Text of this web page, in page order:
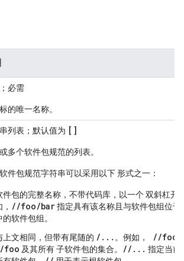
；必需
的唯一名称。
列表；默认值为 []
多个软件包规范的列表。
件包规范字符串可以采用以下 形式之一：
件包的完整名称，不带代码库，以一个 双斜杠开
//foo/bar指定具有该名称且与软件包组位于
的软件包组。
上文相同，但带有尾随的 /... 。例如，
//
foo 及其所有 子软件包的集合。 //... 指定当前